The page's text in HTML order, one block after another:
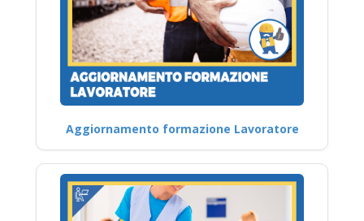
Aggiornamento formazione Lavoratore